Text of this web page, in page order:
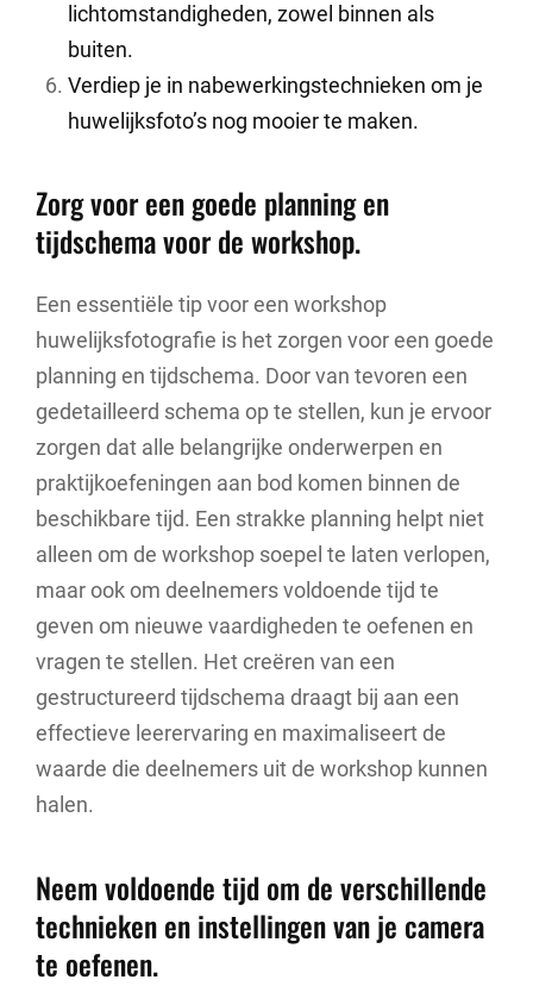
lichtomstandigheden, zowel binnen als
buiten.
Verdiep je in nabewerkingstechnieken om je
huwelijksfoto’s nog mooier te maken.
Zorg voor een goede planning en
tijdschema voor de workshop.
Een essentiële tip voor een workshop
huwelijksfotografie is het zorgen voor een goede
planning en tijdschema. Door van tevoren een
gedetailleerd schema op te stellen, kun je ervoor
zorgen dat alle belangrijke onderwerpen en
praktijkoefeningen aan bod komen binnen de
beschikbare tijd. Een strakke planning helpt niet
alleen om de workshop soepel te laten verlopen,
maar ook om deelnemers voldoende tijd te
geven om nieuwe vaardigheden te oefenen en
vragen te stellen. Het creëren van een
gestructureerd tijdschema draagt bij aan een
effectieve leerervaring en maximaliseert de
waarde die deelnemers uit de workshop kunnen
halen.
Neem voldoende tijd om de verschillende
technieken en instellingen van je camera
te oefenen.